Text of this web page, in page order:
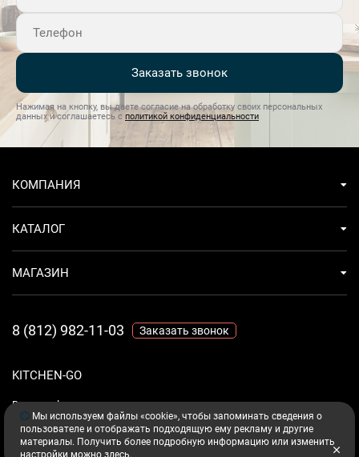
Заказать звонок
Нажимая на кнопку, вы даете согласие на обработку своих персональных
данных и соглашаетесь с политикой конфиденциальности
KITCHEN-GO
Ваш комфорт - дело техники.
КОМПАНИЯ
КАТАЛОГ
МАГАЗИН
8 (812) 982-11-03 Заказать звонок
Мы используем файлы «cookie», чтобы запоминать сведения о
пользователе и отображать подходящую ему рекламу и другие
материалы. Получить более подробную информацию или изменить
настройки можно здесь.